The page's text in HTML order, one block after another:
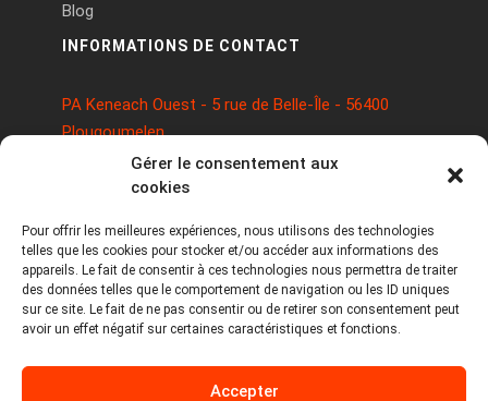
Gérer le consentement aux
cookies
Pour offrir les meilleures expériences, nous utilisons des technologies
telles que les cookies pour stocker et/ou accéder aux informations des
appareils. Le fait de consentir à ces technologies nous permettra de traiter
des données telles que le comportement de navigation ou les ID uniques
sur ce site. Le fait de ne pas consentir ou de retirer son consentement peut
avoir un effet négatif sur certaines caractéristiques et fonctions.
Accepter
Blog
INFORMATIONS DE CONTACT
PA Keneach Ouest - 5 rue de Belle-Île - 56400
Plougoumelen
contact@logiciels-etiquettes.com
09 71 37 25 93
Copyright © 2026 Tous droits réservés -